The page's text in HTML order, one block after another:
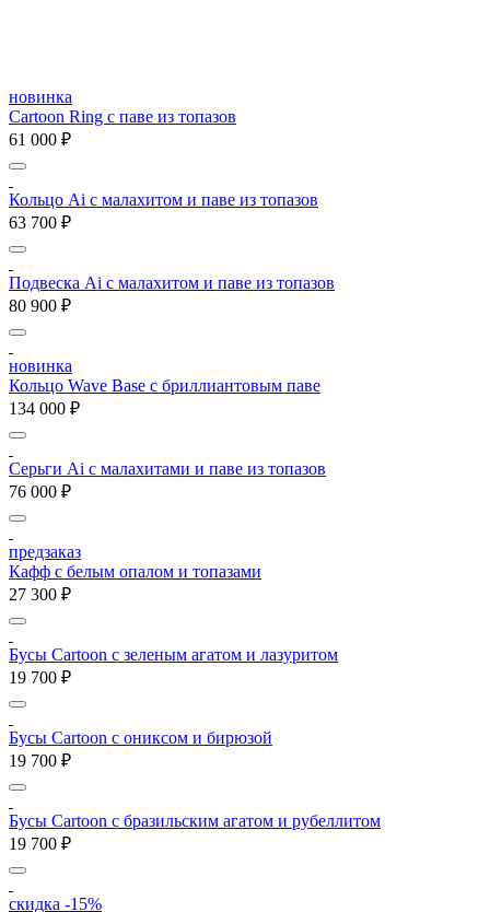
новинка
Cartoon Ring с паве из топазов
61 000 ₽
Кольцо Ai с малахитом и паве из топазов
63 700 ₽
Подвеска Ai с малахитом и паве из топазов
80 900 ₽
новинка
Кольцо Wave Base с бриллиантовым паве
134 000 ₽
Серьги Ai с малахитами и паве из топазов
76 000 ₽
предзаказ
Кафф с белым опалом и топазами
27 300 ₽
Бусы Cartoon с зеленым агатом и лазуритом
19 700 ₽
Бусы Cartoon с ониксом и бирюзой
19 700 ₽
Бусы Cartoon с бразильским агатом и рубеллитом
19 700 ₽
скидка -15%